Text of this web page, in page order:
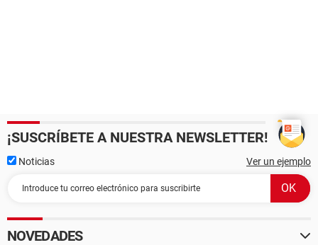
¡SUSCRÍBETE A NUESTRA NEWSLETTER!
Noticias Ver un ejemplo
NOVEDADES